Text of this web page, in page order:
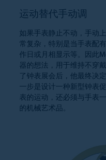
运动替代手动调
如果手表静止不动，手动
常复杂，特别是当手表配
作日或月相显示等。因此
器的想法，用于维持不穿
了钟表展会后，他最终决
一步是设计一种新型钟表
表的运动，还必须与手表
的机械艺术品。